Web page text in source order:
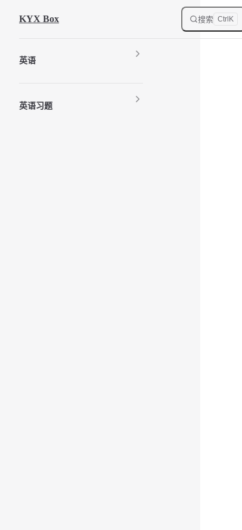
Skip to content
KYX Box 搜索 Ctrl K
英语
英语习题